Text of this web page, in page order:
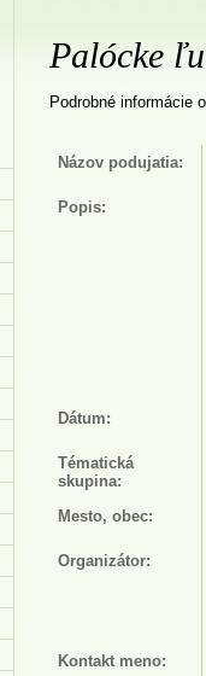
Palócke
Podrobné informácie
Názov podujatia:
Popis:
Dátum:
Tématická
skupina:
Mesto, obec:
Organizátor:
Kontakt meno: